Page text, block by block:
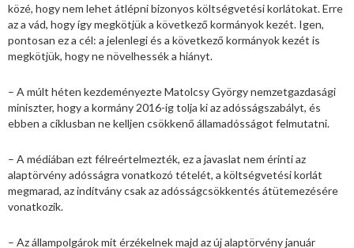
közé, hogy nem lehet átlépni bizonyos költségvetési korlátokat. Erre
az a vád, hogy így megkötjük a következő kormányok kezét. Igen,
pontosan ez a cél: a jelenlegi és a következő kormányok kezét is
megkötjük, hogy ne növelhessék a hiányt.
– A múlt héten kezdeményezte Matolcsy György nemzetgazdasági
miniszter, hogy a kormány 2016-ig tolja ki az adósságszabályt, és
ebben a ciklusban ne kelljen csökkenő államadósságot felmutatni.
– A médiában ezt félreértelmezték, ez a javaslat nem érinti az
alaptörvény adósságra vonatkozó tételét, a költségvetési korlát
megmarad, az indítvány csak az adósságcsökkentés átütemezésére
vonatkozik.
– Az állampolgárok mit érzékelnek majd az új alaptörvény január